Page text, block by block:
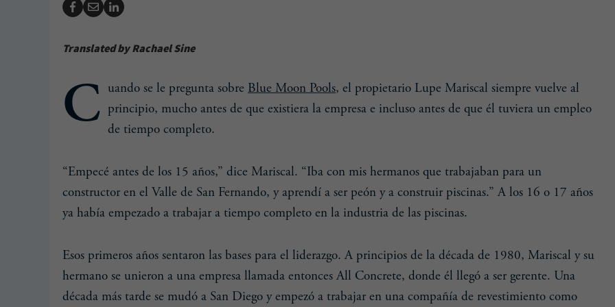
Translated by Rachael Sine
C uando se le pregunta sobre Blue Moon Pools, el propietario Lupe Mariscal siempre vuelve al
principio, mucho antes de que existiera la empresa e incluso antes de que él tuviera un empleo
de tiempo completo.
“Empecé antes de los 15 años,” dice Mariscal. “Iba con mis hermanos que trabajaban para un
constructor en el Valle de San Fernando, y aprendí a ser peón y a construir piscinas.” A los 16 o 17 años
ya había empezado a trabajar a tiempo completo en la industria de las piscinas.
Esos primeros años sentaron las bases para el liderazgo. A principios de la década de 1980, Mariscal y su
hermano se unieron a una empresa llamada entonces All Concrete, donde él llegó a ser gerente. Una
década más tarde se mudó a San Diego y empezó a trabajar en una compañía de revestimiento como
Códigos y Seguridad Enlucido para el Futuro